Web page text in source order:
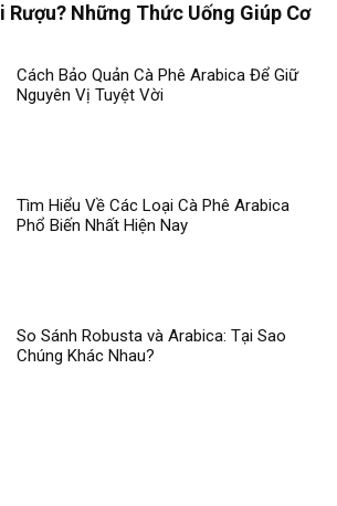
Rượu? Những Thức Uống Giúp Cơ
Cách Bảo Quản Cà Phê Arabica Để Giữ
Nguyên Vị Tuyệt Vời
Tìm Hiểu Về Các Loại Cà Phê Arabica
Phổ Biến Nhất Hiện Nay
So Sánh Robusta và Arabica: Tại Sao
Chúng Khác Nhau?